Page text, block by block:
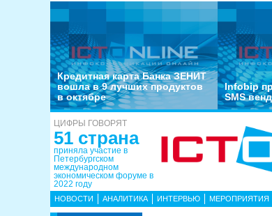
Кредитная карта Банка ЗЕНИТ
вошла в 9 лучших продуктов
в октябре
Infobip
SMS
ЦИФРЫ ГОВОРЯТ
51 страна
приняла участие в
Петербургском
международном
экономическом форуме в
2022 году
НОВОСТИ АНАЛИТИКА ИНТЕРВЬЮ МЕРОПРИЯТИЯ